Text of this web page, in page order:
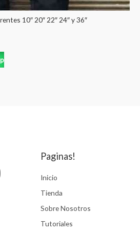
10″ 20″ 22″ 24″ y 36″
Paginas!
Inicio
Tienda
Sobre Nosotros
Tutoriales